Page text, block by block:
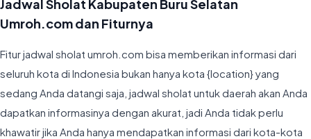
Jadwal Sholat Kabupaten Buru Selatan
Umroh.com dan Fiturnya
Fitur jadwal sholat umroh.com bisa memberikan informasi dari
seluruh kota di Indonesia bukan hanya kota {location} yang
sedang Anda datangi saja, jadwal sholat untuk daerah akan Anda
dapatkan informasinya dengan akurat, jadi Anda tidak perlu
khawatir jika Anda hanya mendapatkan informasi dari kota-kota